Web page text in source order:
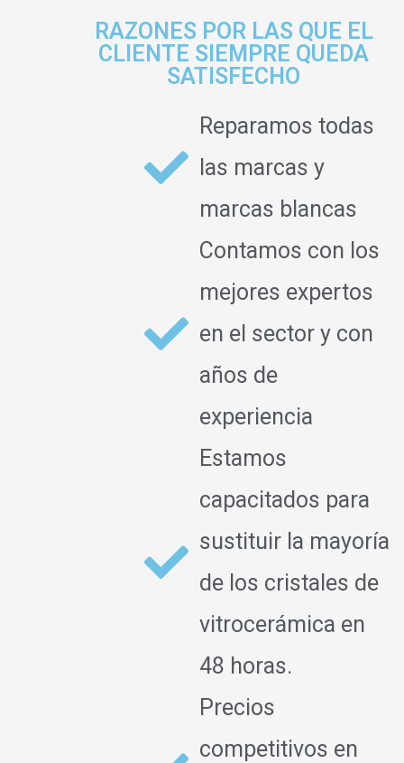
RAZONES POR LAS QUE EL
CLIENTE SIEMPRE QUEDA
SATISFECHO
Reparamos todas
las marcas y
marcas blancas
Contamos con los
mejores expertos
en el sector y con
años de
experiencia
Estamos
capacitados para
sustituir la mayoría
de los cristales de
vitrocerámica en
48 horas.
Precios
competitivos en